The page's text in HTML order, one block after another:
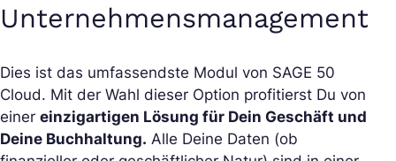
Unternehmensmanagement
Dies ist das umfassendste Modul von SAGE 50
Cloud. Mit der Wahl dieser Option profitierst Du von
einer einzigartigen Lösung für Dein Geschäft und
Deine Buchhaltung. Alle Deine Daten (ob